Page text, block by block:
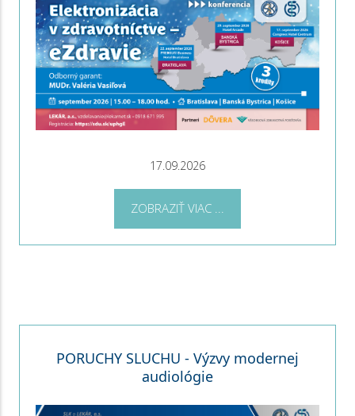
17.09.2026
ZOBRAZIŤ VIAC ...
PORUCHY SLUCHU - Výzvy modernej
audiológie